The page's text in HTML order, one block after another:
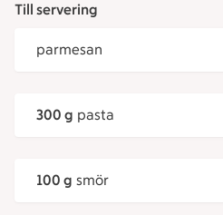
Till servering
parmesan
300 g pasta
100 g smör